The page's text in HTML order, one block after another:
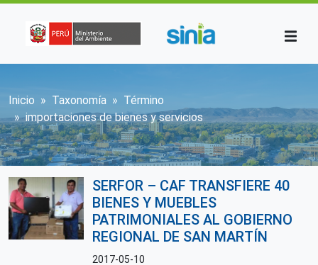
Sobrescribir enlaces de ayuda a la
Inicio Taxonomía
Término
importaciones de bienes y servicios
SERFOR – CAF TRANSFIERE 40
BIENES Y MUEBLES
PATRIMONIALES AL GOBIERNO
REGIONAL DE SAN MARTÍN
2017-05-10